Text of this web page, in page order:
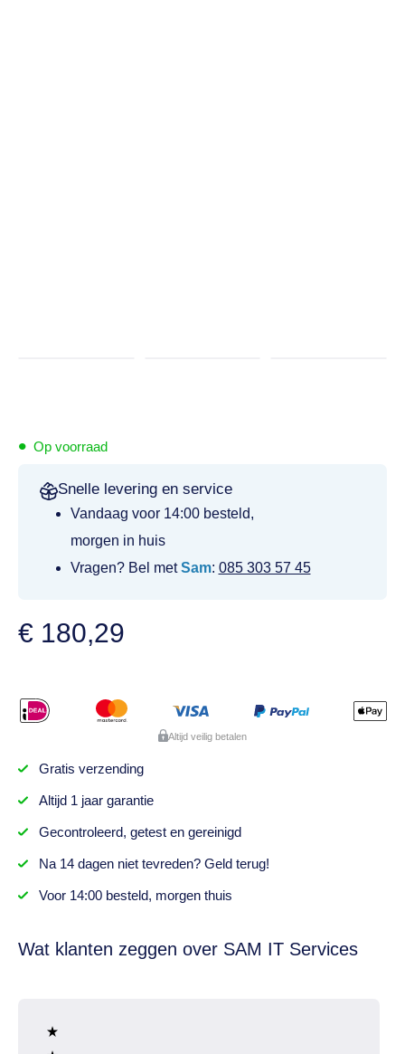
• Op voorraad
Snelle levering en service
Vandaag voor 14:00 besteld,
morgen in huis
Vragen? Bel metSam: 085 303 57 45
€ 180,29
Altijd veilig betalen
Gratis verzending
Altijd 1 jaargarantie
Gecontroleerd, getesten gereinigd
Na 14 dagenniet tevreden? Geld terug!
Voor 14:00 besteld, morgen thuis
Wat klanten zeggen over SAM IT Services